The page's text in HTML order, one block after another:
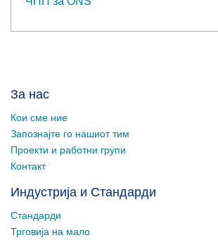
За нас
Кои сме ние
Запознајте го нашиот тим
Проекти и работни групи
Контакт
Индустрија и Стандарди
Стандарди
Трговија на мало